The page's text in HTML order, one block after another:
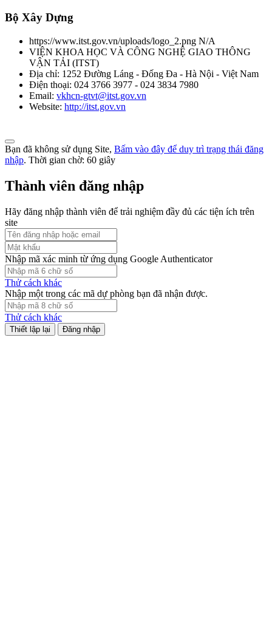
Bộ Xây Dựng
https://www.itst.gov.vn/uploads/logo_2.png N/A
VIỆN KHOA HỌC VÀ CÔNG NGHỆ GIAO THÔNG
VẬN TẢI (ITST)
Địa chỉ: 1252 Đường Láng - Đống Đa - Hà Nội - Việt Nam
Điện thoại: 024 3766 3977 - 024 3834 7980
Email: vkhcn-gtvt@itst.gov.vn
Website: http://itst.gov.vn
Bạn đã không sử dụng Site, Bấm vào đây để duy trì trạng thái đăng
nhập. Thời gian chờ: 60 giây
Thành viên đăng nhập
Hãy đăng nhập thành viên để trải nghiệm đầy đủ các tiện ích trên
site
Nhập mã xác minh từ ứng dụng Google Authenticator
Thử cách khác
Nhập một trong các mã dự phòng bạn đã nhận được.
Thử cách khác
Đăng nhập